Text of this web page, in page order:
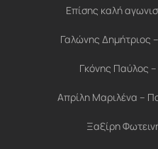
Επίσης καλή
Γαλώνης Δημήτριος
Γκόνης Παύλος
Απρίλη Μαριλένα –
Ξαξίρη